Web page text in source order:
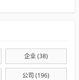
企业(38)
公司 (196)